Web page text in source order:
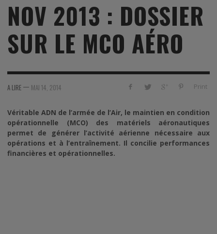
NOV 2013 : DOSSIER
SUR LE MCO AÉRO
Print
A LIRE — MAI 14, 2014
Véritable ADN de l’armée de l’Air, le maintien en condition
opérationnelle (MCO) des matériels aéronautiques
permet de générer l’activité aérienne nécessaire aux
opérations et à l’entraînement. Il concilie performances
financières et opérationnelles.